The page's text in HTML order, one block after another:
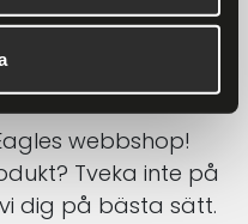
webbshop!
Tveka inte på
dig på bästa sätt.